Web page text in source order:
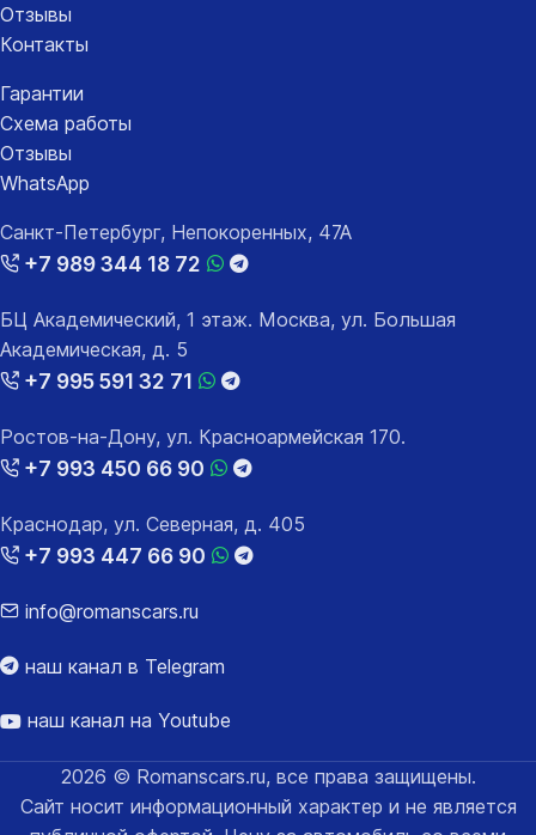
Отзывы
Контакты
Гарантии
Схема работы
Отзывы
WhatsApp
Санкт-Петербург, Непокоренных, 47А
+7 989 344 18 72
БЦ Академический, 1 этаж. Москва, ул. Большая
Академическая, д. 5
+7 995 591 32 71
Ростов-на-Дону, ул. Красноармейская 170.
+7 993 450 66 90
Краснодар, ул. Северная, д. 405
+7 993 447 66 90
info@romanscars.ru
наш канал в Telegram
наш канал на Youtube
2026 © Romanscars.ru, все права защищены.
Сайт носит информационный характер и не является